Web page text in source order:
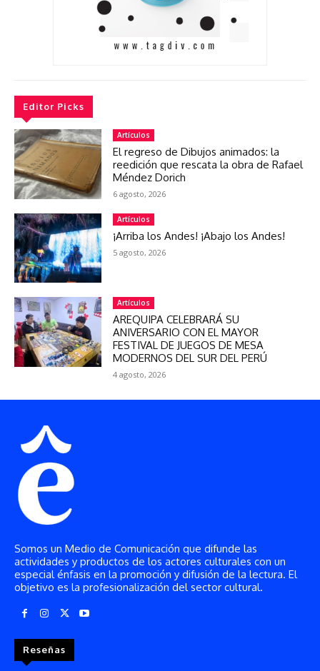
Editor Picks
Artículos
El regreso de Dibujos animados: la
reedición que rescata la obra de Rafael
Méndez Dorich
6 agosto, 2026
Artículos
¡Arriba los Andes! ¡Abajo los Andes!
5 agosto, 2026
Artículos
AREQUIPA CELEBRARÁ SU
ANIVERSARIO CON EL MAYOR
FESTIVAL DE JUEGOS DE MESA
MODERNOS DEL SUR DEL PERÚ
4 agosto, 2026
Somos un Medio de Comunicación que difunde las
actividades y productos de los actores culturales con un
especial énfasis en la promoción y difusión de la lectura. El
objetivo es la profesionalización del sector cultural.
Reseñas